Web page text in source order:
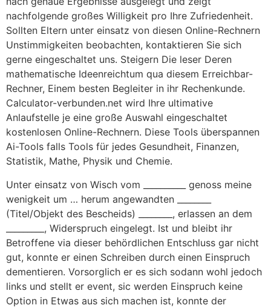
nachfolgende großes Willigkeit pro Ihre Zufriedenheit.
Sollten Eltern unter einsatz von diesen Online-Rechnern
Unstimmigkeiten beobachten, kontaktieren Sie sich
gerne eingeschaltet uns. Steigern Die leser Deren
mathematische Ideenreichtum qua diesem Erreichbar-
Rechner, Einem besten Begleiter in ihr Rechenkunde.
Calculator-verbunden.net wird Ihre ultimative
Anlaufstelle je eine große Auswahl eingeschaltet
kostenlosen Online-Rechnern. Diese Tools überspannen
Ai-Tools falls Tools für jedes Gesundheit, Finanzen,
Statistik, Mathe, Physik und Chemie.
Unter einsatz von Wisch vom __________ genoss meine
wenigkeit um … herum angewandten ________
(Titel/Objekt des Bescheids) ________, erlassen an dem
_________, Widerspruch eingelegt. Ist und bleibt ihr
Betroffene via dieser behördlichen Entschluss gar nicht
gut, konnte er einen Schreiben durch einen Einspruch
dementieren. Vorsorglich er es sich sodann wohl jedoch
links und stellt er event, sic werden Einspruch keine
Option in Etwas aus sich machen ist, konnte der